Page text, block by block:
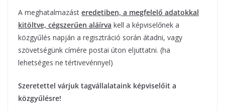
A meghatalmazást eredetiben, a megfelelő adatokkal
kitöltve, cégszerűen aláírva kell a képviselőnek a
közgyűlés napján a regisztráció során átadni, vagy
szövetségünk címére postai úton eljuttatni. (ha
lehetséges ne tértivevénnyel)
Szeretettel várjuk tagvállalataink képviselőit a
közgyűlésre!